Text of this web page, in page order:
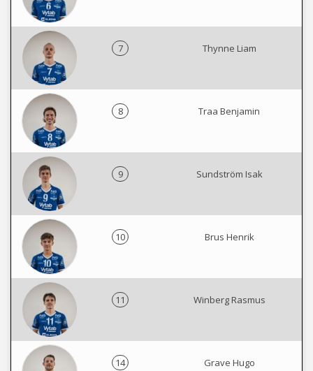
7 Thynne Liam
8 Traa Benjamin
9 Sundström Isak
10 Brus Henrik
11 Winberg Rasmus
14 Grave Hugo